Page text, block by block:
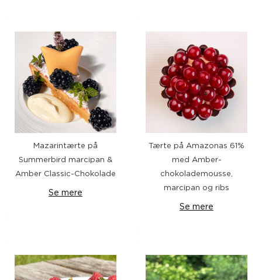
Mazarintærte på
Summerbird marcipan &
Amber Classic-Chokolade
Se mere
Tærte på Amazonas 61%
med Amber-
chokolademousse,
marcipan og ribs
Se mere